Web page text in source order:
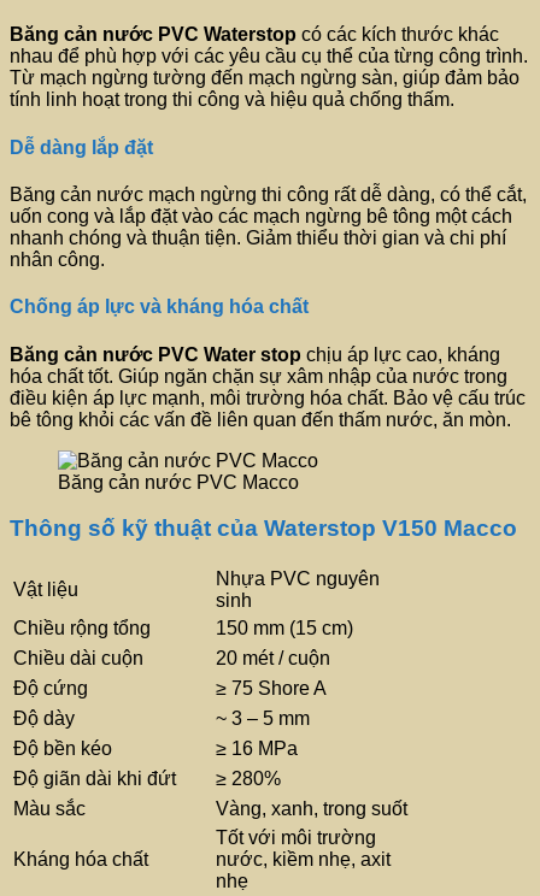
Băng cản nước PVC Waterstop có các kích thước khác
nhau để phù hợp với các yêu cầu cụ thể của từng công trình.
Từ mạch ngừng tường đến mạch ngừng sàn, giúp đảm bảo
tính linh hoạt trong thi công và hiệu quả chống thấm.
Dễ dàng lắp đặt
Băng cản nước mạch ngừng thi công rất dễ dàng, có thể cắt,
uốn cong và lắp đặt vào các mạch ngừng bê tông một cách
nhanh chóng và thuận tiện. Giảm thiểu thời gian và chi phí
nhân công.
Chống áp lực và kháng hóa chất
Băng cản nước PVC Water stop chịu áp lực cao, kháng
hóa chất tốt. Giúp ngăn chặn sự xâm nhập của nước trong
điều kiện áp lực mạnh, môi trường hóa chất. Bảo vệ cấu trúc
bê tông khỏi các vấn đề liên quan đến thấm nước, ăn mòn.
Băng cản nước PVC Macco
Thông số kỹ thuật của Waterstop V150 Macco
Vật liệu
Nhựa PVC nguyên
sinh
Chiều rộng tổng
150 mm (15 cm)
Chiều dài cuộn
20 mét / cuộn
Độ cứng
≥ 75 Shore A
Độ dày
~ 3 – 5 mm
Độ bền kéo
≥ 16 MPa
Độ giãn dài khi đứt
≥ 280%
Màu sắc
Vàng, xanh, trong suốt
Kháng hóa chất
Tốt với môi trường
nước, kiềm nhẹ, axit
nhẹ